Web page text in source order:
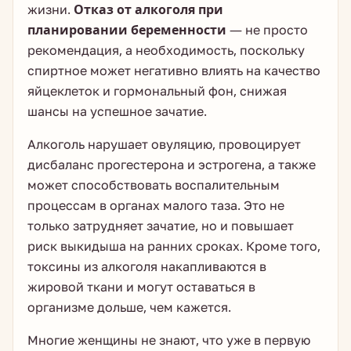
жизни. Отказ от алкоголя при
планировании беременности — не просто
рекомендация, а необходимость, поскольку
спиртное может негативно влиять на качество
яйцеклеток и гормональный фон, снижая
шансы на успешное зачатие.
Алкоголь нарушает овуляцию, провоцирует
дисбаланс прогестерона и эстрогена, а также
может способствовать воспалительным
процессам в органах малого таза. Это не
только затрудняет зачатие, но и повышает
риск выкидыша на ранних сроках. Кроме того,
токсины из алкоголя накапливаются в
жировой ткани и могут оставаться в
организме дольше, чем кажется.
Многие женщины не знают, что уже в первую